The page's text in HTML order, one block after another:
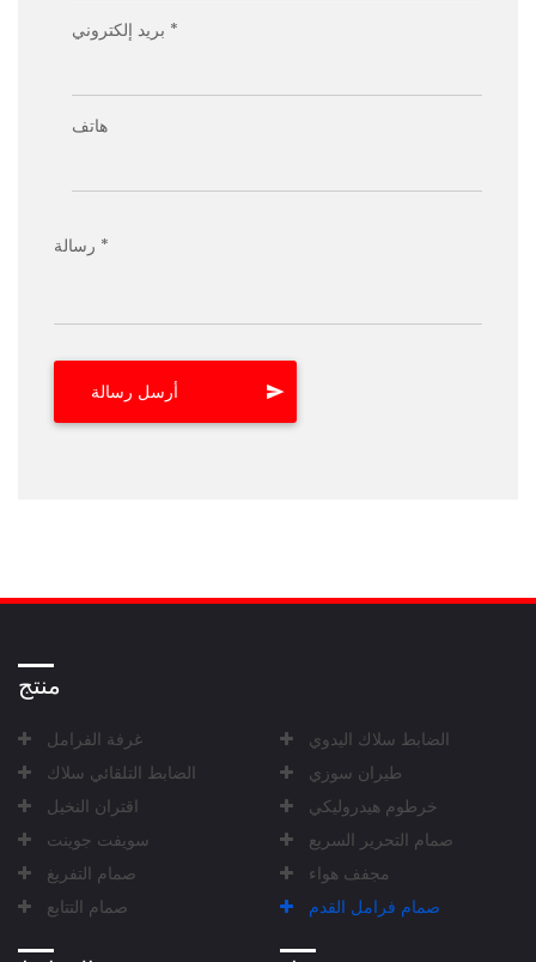
بريد إلكتروني *
هاتف
رسالة *
منتج
غرفة الفرامل
الضابط سلاك اليدوي
الضابط التلقائي سلاك
طيران سوزي
اقتران النخيل
خرطوم هيدروليكي
سويفت جوينت
صمام التحرير السريع
صمام التفريغ
مجفف هواء
صمام التتابع
صمام فرامل القدم